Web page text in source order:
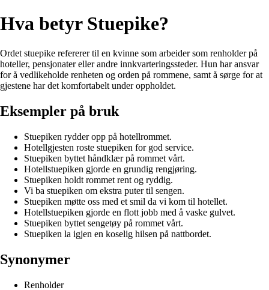
Hva betyr Stuepike?
Ordet stuepike refererer til en kvinne som arbeider som renholder på
hoteller, pensjonater eller andre innkvarteringssteder. Hun har ansvar
for å vedlikeholde renheten og orden på rommene, samt å sørge for at
gjestene har det komfortabelt under oppholdet.
Eksempler på bruk
Stuepiken rydder opp på hotellrommet.
Hotellgjesten roste stuepiken for god service.
Stuepiken byttet håndklær på rommet vårt.
Hotellstuepiken gjorde en grundig rengjøring.
Stuepiken holdt rommet rent og ryddig.
Vi ba stuepiken om ekstra puter til sengen.
Stuepiken møtte oss med et smil da vi kom til hotellet.
Hotellstuepiken gjorde en flott jobb med å vaske gulvet.
Stuepiken byttet sengetøy på rommet vårt.
Stuepiken la igjen en koselig hilsen på nattbordet.
Synonymer
Renholder